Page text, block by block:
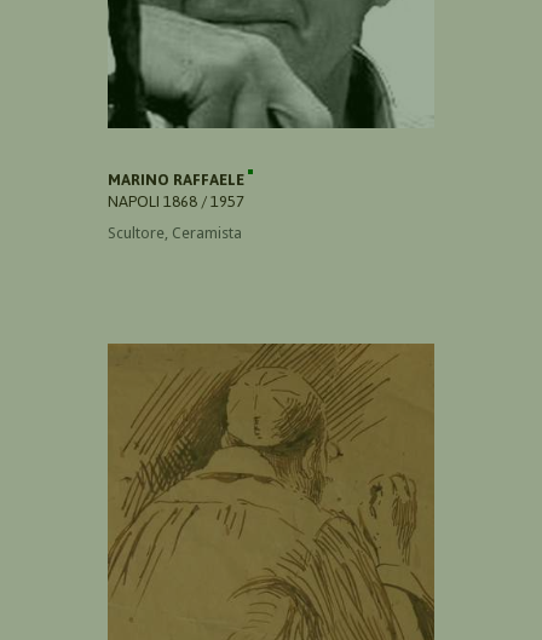
MARINO RAFFAELE
NAPOLI 1868 / 1957
Scultore, Ceramista